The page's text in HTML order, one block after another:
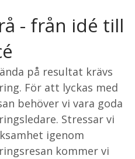
- från idé till
på resultat krävs
För att lyckas med
behöver vi vara goda
Stressar vi
igenom
kommer vi